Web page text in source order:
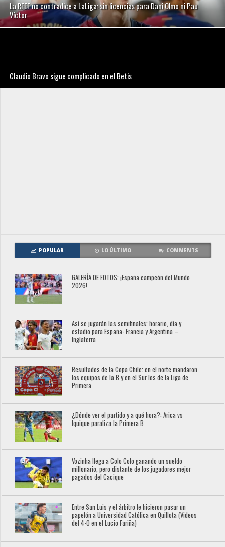
La RFEF no contradice a LaLiga: sin licencias para Dani Olmo ni Pau
Víctor
Claudio Bravo sigue complicado en el Betis
POPULAR LO ÚLTIMO COMMENTS
GALERÍA DE FOTOS: ¡España campeón del Mundo
2026!
Así se jugarán las semifinales: horario, día y
estadio para España- Francia y Argentina –
Inglaterra
Resultados de la Copa Chile: en el norte mandaron
los equipos de la B y en el Sur los de la Liga de
Primera
¿Dónde ver el partido y a qué hora?: Arica vs
Iquique paraliza la Primera B
Vozinha llega a Colo Colo ganando un sueldo
millonario, pero distante de los jugadores mejor
pagados del Cacique
Entre San Luis y el árbitro le hicieron pasar un
papelón a Universidad Católica en Quillota (Videos
del 4-0 en el Lucio Fariña)